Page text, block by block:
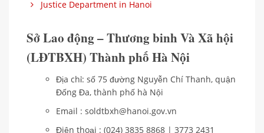
Justice Department in Hanoi
Sở Lao động – Thương binh Và Xã hội
(LĐTBXH) Thành phố Hà Nội
Địa chỉ: số 75 đường Nguyễn Chí Thanh, quận
Đống Đa, thành phố hà Nội
Email : soldtbxh@hanoi.gov.vn
Điện thoại : (024) 3835 8868 | 3773 2431